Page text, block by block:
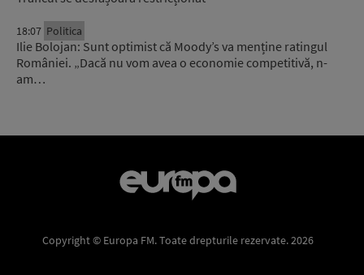
18:07 Politica
Ilie Bolojan: Sunt optimist că Moody’s va menține ratingul
României. „Dacă nu vom avea o economie competitivă, n-
am…
Copyright © Europa FM. Toate drepturile rezervate. 2026